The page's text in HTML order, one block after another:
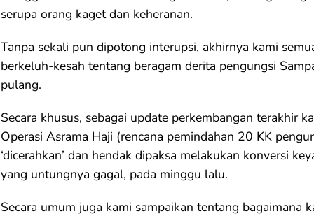
serupa orang kaget dan keheranan.
Tanpa sekali pun dipotong interupsi, akhirnya kami
berkeluh-kesah tentang beragam derita pengungsi
pulang.
Secara khusus, sebagai update perkembangan terakhir
Operasi Asrama Haji (rencana pemindahan 20 KK
‘dicerahkan’ dan hendak dipaksa melakukan konversi
yang untungnya gagal, pada minggu lalu.
Secara umum juga kami sampaikan tentang bagaimana